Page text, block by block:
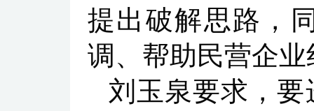
提出破解思路，
调、帮助民营企
刘玉泉要求，